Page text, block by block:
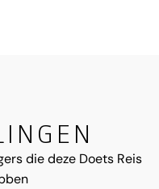
die deze Doets Reis